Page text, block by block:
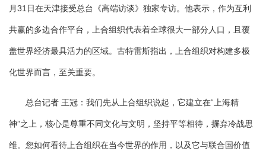
月31日在天津接受总台《高端访谈》独家专访。他表示，作为互利
共赢的多边合作平台，上合组织代表着全球很大一部分人口，且覆
盖世界经济最具活力的区域。古特雷斯指出，上合组织对构建多极
化世界而言，至关重要。
总台记者 王冠：我们先从上合组织说起，它建立在“上海精
神”之上，核心是尊重不同文化与文明，坚持平等相待，摒弃冷战思
维。您如何看待上合组织在当今世界的作用，以及它与联合国价值